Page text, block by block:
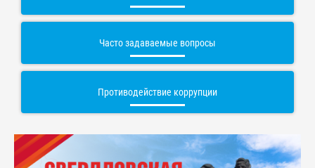
Часто задаваемые вопросы
Противодействие коррупции